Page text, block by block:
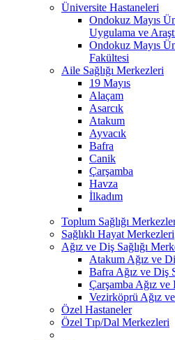
Üniversite Hastaneleri
Ondokuz Mayıs
Uygulama ve
Ondokuz Mayıs
Fakültesi
Aile Sağlığı Merkezleri
19 Mayıs
Alaçam
Asarcık
Atakum
Ayvacık
Bafra
Canik
Çarşamba
Havza
İlkadım
Toplum Sağlığı
Sağlıklı Hayat Merkezleri
Ağız ve Diş Sağlığı
Atakum Ağız ve
Bafra Ağız ve Diş
Çarşamba Ağız ve
Vezirköprü Ağız
Özel Hastaneler
Özel Tıp/Dal Merkezleri